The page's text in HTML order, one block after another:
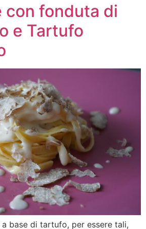
con fonduta di
e Tartufo
base di tartufo, per essere tali,